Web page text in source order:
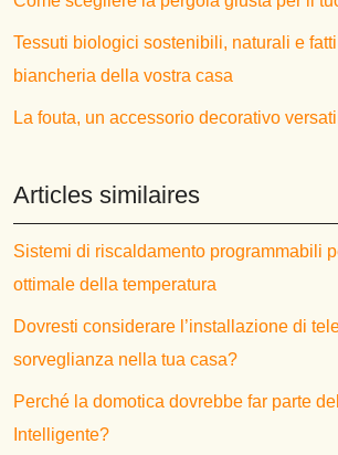
Tessuti biologici sostenibili, naturali e
biancheria della vostra casa
La fouta, un accessorio decorativo
Articles similaires
Sistemi di riscaldamento programmabili
ottimale della temperatura
Dovresti considerare l’installazione di
sorveglianza nella tua casa?
Perché la domotica dovrebbe far parte
Intelligente?